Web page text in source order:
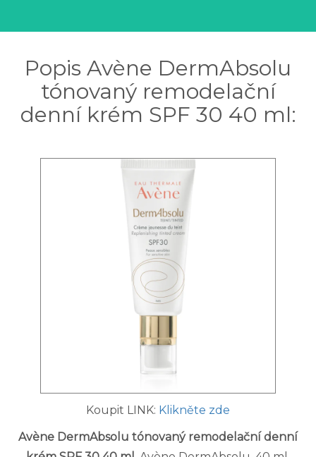
Popis Avène DermAbsolu
tónovaný remodelační
denní krém SPF 30 40 ml:
Koupit LINK: Klikněte zde
Avène DermAbsolu tónovaný remodelační denní